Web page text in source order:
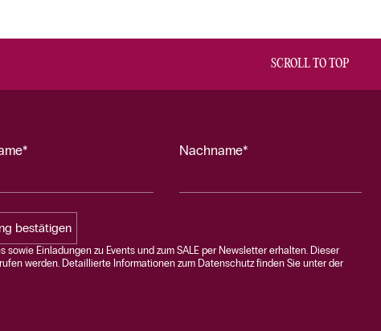
SCROLL TO TOP
Nachname*
bestätigen
Einladungen zu Events und zum SALE per Newsletter erhalten. Dieser
werden. Detaillierte Informationen zum Datenschutz finden Sie unter der